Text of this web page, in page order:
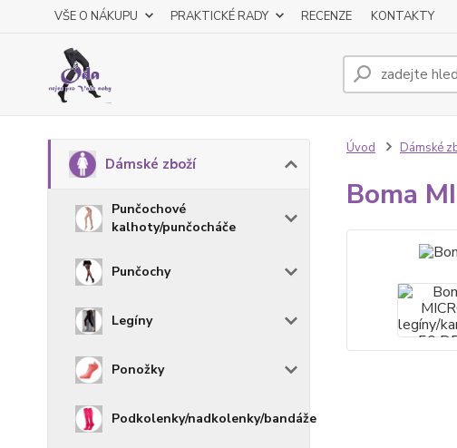
VŠE O NÁKUPU PRAKTICKÉ RADY RECENZE KONTAKTY
Dámské zboží
Punčochové
kalhoty/punčocháče
Punčochy
Legíny
Ponožky
Podkolenky/nadkolenky/bandáže
Úvod Dámské
Boma